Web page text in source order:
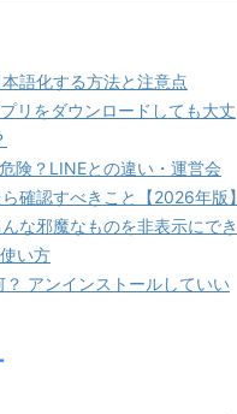
語化する方法と注意点
リをダウンロードしても大丈
険？LINEとの違い・運営会
確認すべきこと【2026年版】
な邪魔なものを非表示にでき
い方
？ アンインストールしていい